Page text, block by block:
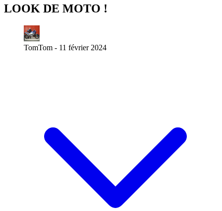
LOOK DE MOTO !
TomTom - 11 février 2024